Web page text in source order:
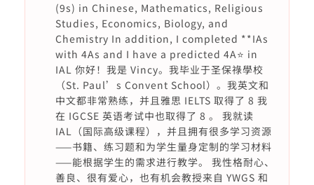
(9s) in Chinese, Mathematics, Religious
Studies, Economics, Biology, and
Chemistry In addition, I completed **IAs
with 4As and I have a predicted 4A⭐️ in
IAL 你好！我是 Vincy。我毕业于圣保祿學校
（St. Paul’s Convent School）。我英文和
中文都非常熟练，并且雅思 IELTS 取得了 8 我
在 IGCSE 英语考试中也取得了 8 。 我就读
IAL（国际高级课程），并且拥有很多学习资源
——书籍、练习题和为学生量身定制的学习材料
——能根据学生的需求进行教学。 我性格耐心、
善良、很有爱心，也有机会教授来自 YWGS 和